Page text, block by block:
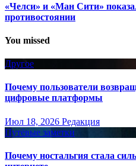
«Челси» и «Ман Сити»
противостоянии
You missed
Другое
Почему пользователи
цифровые платформы
Июл 18, 2026 Редакция
Путёвые заметки
Почему ностальгия стала